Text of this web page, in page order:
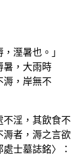
溼暑也。」
暑，大雨時
溽，岸無不
不淫，其飲食不
溽者，溽之言欲
士墓誌銘〉：